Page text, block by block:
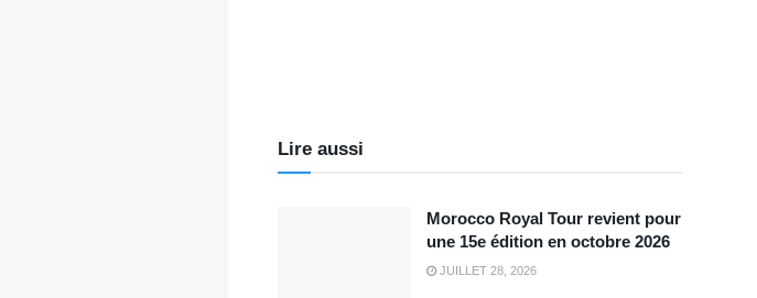
Lire aussi
Morocco Royal Tour revient pour
une 15e édition en octobre 2026
JUILLET 28, 2026